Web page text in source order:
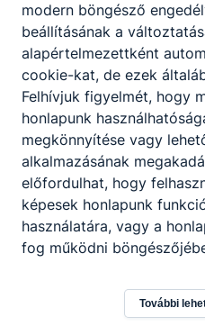
modern böngésző
beállításának a
alapértelmezettként
cookie-kat, de ezek
Felhívjuk figyelmét, hogy
honlapunk
megkönnyítése vagy
alkalmazásának
előfordulhat, hogy
képesek honlapunk
használatára, vagy a
fog működni
További